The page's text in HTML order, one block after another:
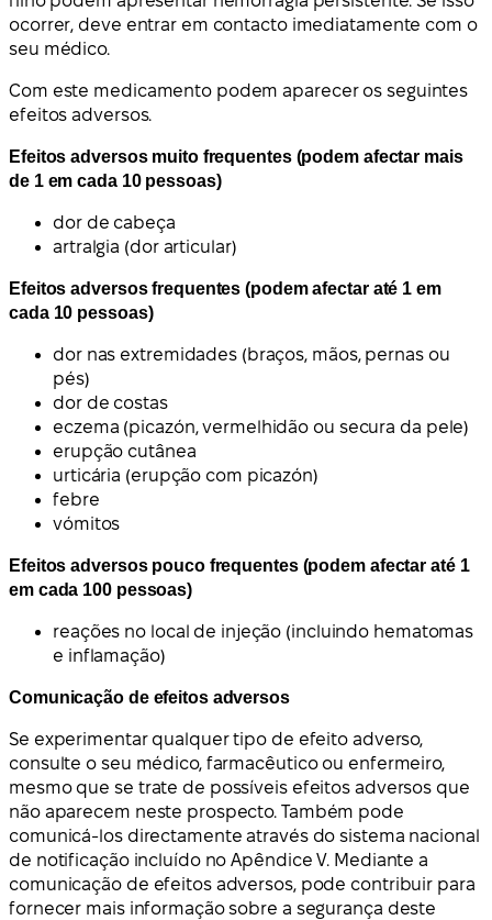
ocorrer, deve entrar em contacto imediatamente com o
seu médico.
Com este medicamento podem aparecer os seguintes
efeitos adversos.
Efeitos adversos muito frequentes (podem afectar mais
de 1 em cada 10 pessoas)
dor de cabeça
artralgia (dor articular)
Efeitos adversos frequentes (podem afectar até 1 em
cada 10 pessoas)
dor nas extremidades (braços, mãos, pernas ou
pés)
dor de costas
eczema (picazón, vermelhidão ou secura da pele)
erupção cutânea
urticária (erupção com picazón)
febre
vómitos
Efeitos adversos pouco frequentes (podem afectar até 1
em cada 100 pessoas)
reações no local de injeção (incluindo hematomas
e inflamação)
Comunicação de efeitos adversos
Se experimentar qualquer tipo de efeito adverso,
consulte o seu médico, farmacêutico ou enfermeiro,
mesmo que se trate de possíveis efeitos adversos que
não aparecem neste prospecto. Também pode
comunicá-los directamente através do sistema nacional
de notificação incluído no Apêndice V. Mediante a
comunicação de efeitos adversos, pode contribuir para
fornecer mais informação sobre a segurança deste